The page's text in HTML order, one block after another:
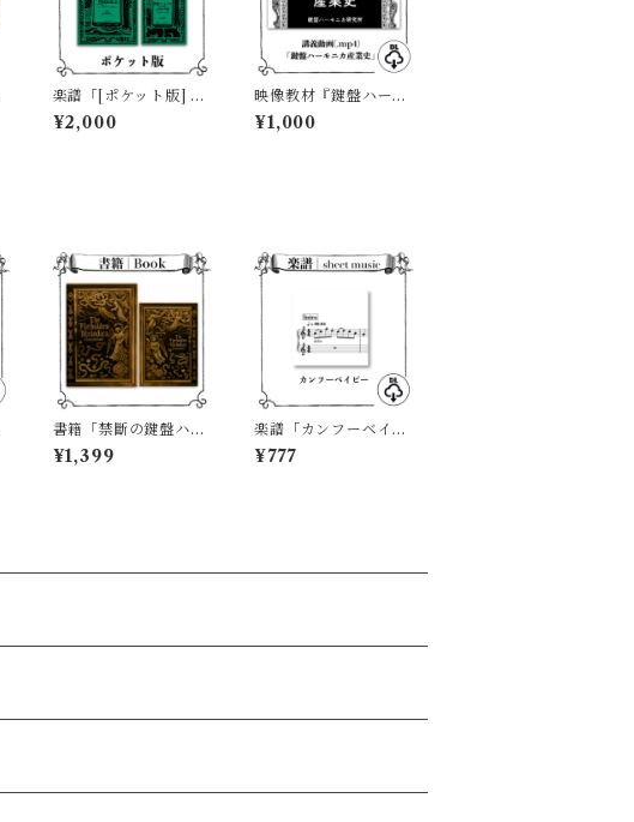
楽譜「[ポケット版] 鍵
盤ハーモニカのための
エチュード集 〜44鍵
¥2,000
映像教材『鍵盤ハーモ
ニカ産業史』（23mi
n）mp4納品
¥1,000
書籍「禁斷の鍵盤ハー
モニカ」
¥1,399
楽譜「カンフーベイビ
ー」
¥777